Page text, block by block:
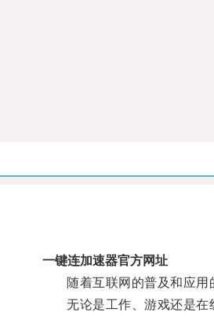
一键连加速器官方网址
随着互联网的普及和应用的
无论是工作、游戏还是在线